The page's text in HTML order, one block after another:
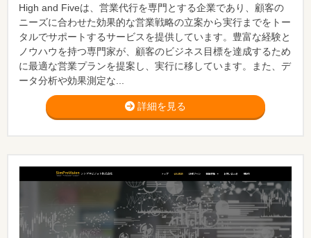
High and Fiveは、営業代行を専門とする企業であり、顧客の
ニーズに合わせた効果的な営業戦略の立案から実行までをトー
タルでサポートするサービスを提供しています。豊富な経験と
ノウハウを持つ専門家が、顧客のビジネス目標を達成するため
に最適な営業プランを提案し、実行に移しています。また、デ
ータ分析や効果測定な...
詳細を見る